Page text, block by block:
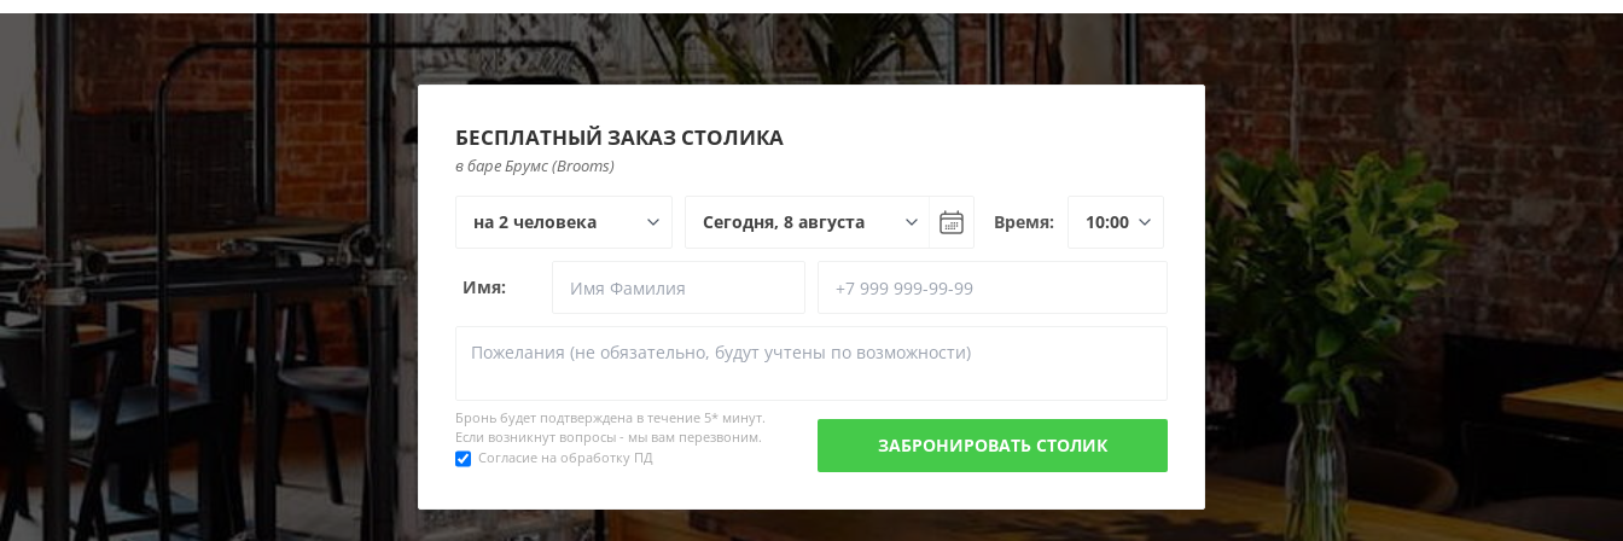
БЕСПЛАТНЫЙ ЗАКАЗ СТОЛИКА
в баре Брумс (Brooms)
Время:
Имя:
Бронь будет подтверждена в течение 5* минут.
Если возникнут вопросы - мы вам перезвоним.
Согласие на обработку ПД